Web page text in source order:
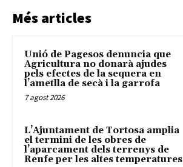
Més articles
Unió de Pagesos denuncia que
Agricultura no donarà ajudes
pels efectes de la sequera en
l’ametlla de secà i la garrofa
7 agost 2026
L’Ajuntament de Tortosa amplia
el termini de les obres de
l’aparcament dels terrenys de
Renfe per les altes temperatures